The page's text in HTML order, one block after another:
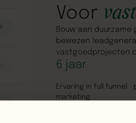
Voor
Bouw aan
bewezen
vastgoedprojecten
6 jaar
Ervaring in full funnel
marketing